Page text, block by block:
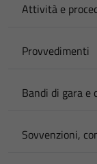
Attività e
Provvedimenti
Bandi di gara
Sovvenzioni,